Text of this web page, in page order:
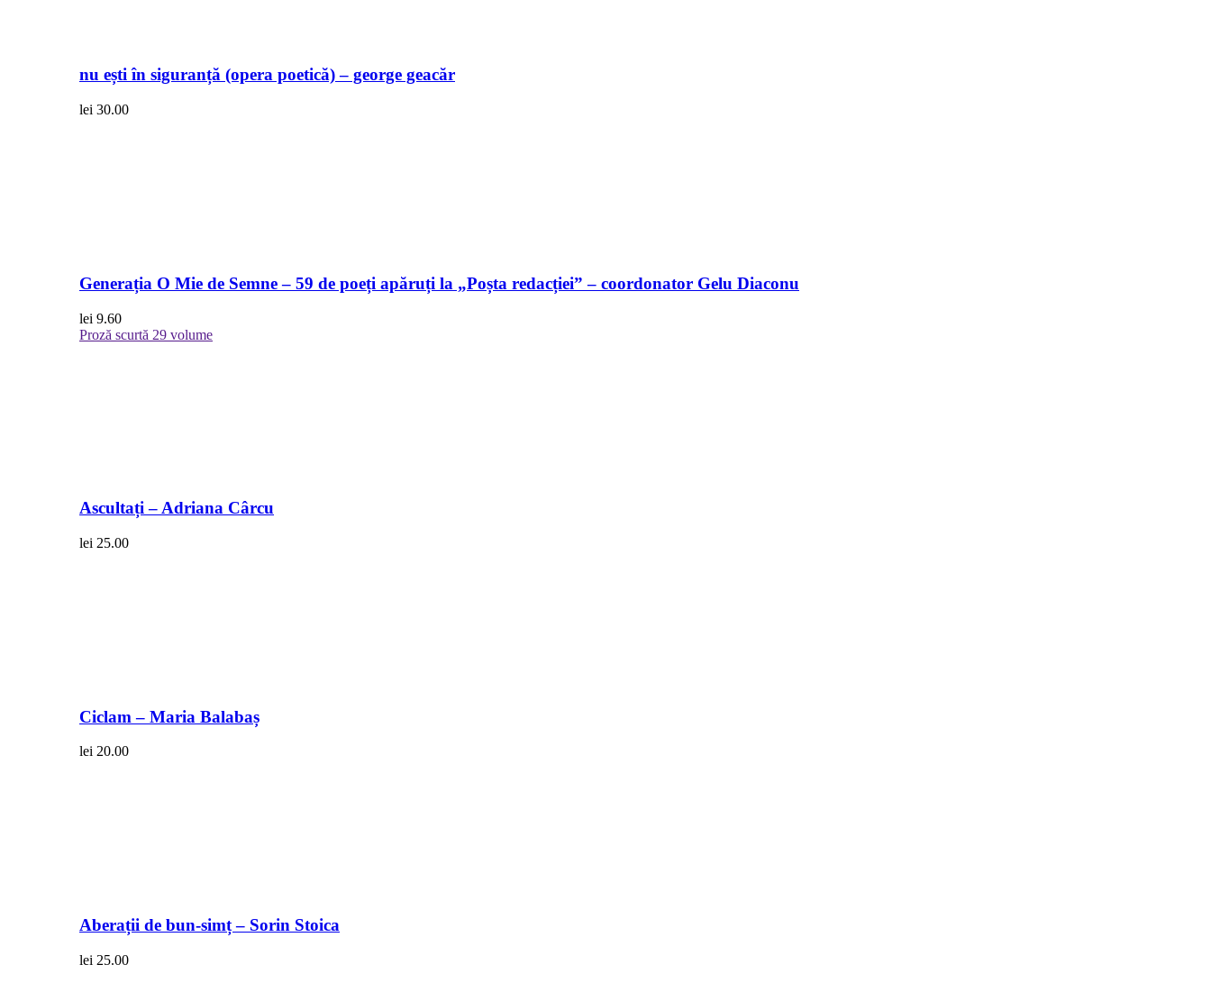
nu ești în siguranță (opera poetică) – george geacăr
lei 30.00
Generația O Mie de Semne – 59 de poeți apăruți la „Poșta redacției” – coordonator Gelu Diaconu
lei 9.60
Proză scurtă 29 volume
Ascultați – Adriana Cârcu
lei 25.00
Ciclam – Maria Balabaș
lei 20.00
Aberații de bun-simț – Sorin Stoica
lei 25.00